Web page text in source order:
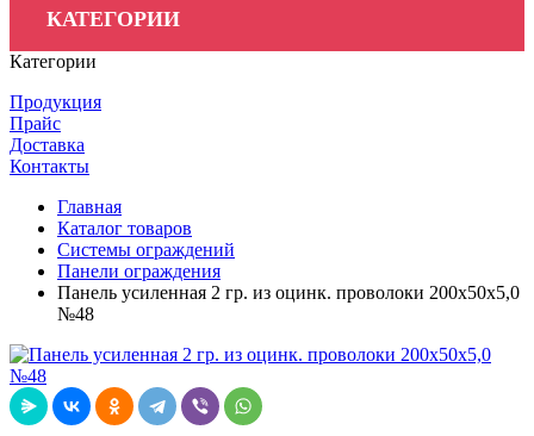
КАТЕГОРИИ
Категории
Продукция
Прайс
Доставка
Контакты
Главная
Каталог товаров
Системы ограждений
Панели ограждения
Панель усиленная 2 гр. из оцинк. проволоки 200х50х5,0
№48